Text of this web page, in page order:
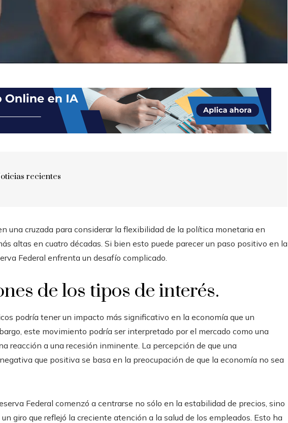
recientes
una cruzada para considerar la flexibilidad de la política monetaria en
altas en cuatro décadas. Si bien esto puede parecer un paso positivo en la
Federal enfrenta un desafío complicado.
de los tipos de interés.
podría tener un impacto más significativo en la economía que un
este movimiento podría ser interpretado por el mercado como una
reacción a una recesión inminente. La percepción de que una
que positiva se basa en la preocupación de que la economía no sea
Federal comenzó a centrarse no sólo en la estabilidad de precios, sino
giro que reflejó la creciente atención a la salud de los empleados. Esto ha